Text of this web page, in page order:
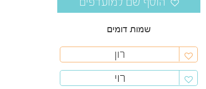
שמות דומים
רון
רוי